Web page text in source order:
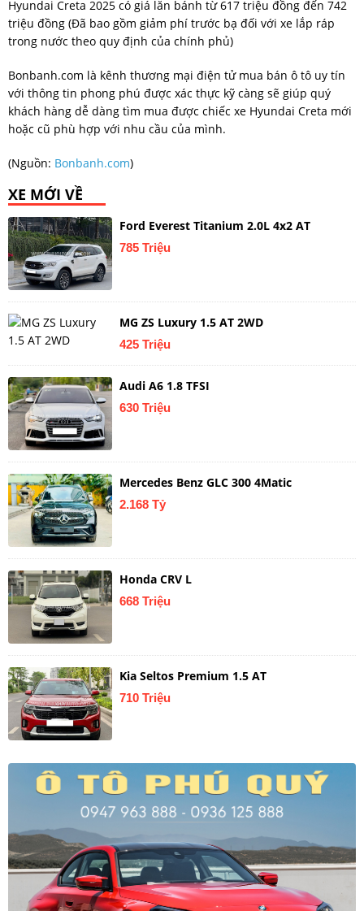
Hyundai Creta 2025 có giá lăn bánh từ 617 triệu đồng đến 742
triệu đồng (Đã bao gồm giảm phí trước bạ đối với xe lắp ráp
trong nước theo quy định của chính phủ)
Bonbanh.com là kênh thương mại điện tử mua bán ô tô uy tín
với thông tin phong phú được xác thực kỹ càng sẽ giúp quý
khách hàng dễ dàng tìm mua được chiếc xe Hyundai Creta mới
hoặc cũ phù hợp với nhu cầu của mình.
(Nguồn: Bonbanh.com)
XE MỚI VỀ
Ford Everest Titanium 2.0L 4x2 AT
785 Triệu
MG ZS Luxury 1.5 AT 2WD
425 Triệu
Audi A6 1.8 TFSI
630 Triệu
Mercedes Benz GLC 300 4Matic
2.168 Tỷ
Honda CRV L
668 Triệu
Kia Seltos Premium 1.5 AT
710 Triệu